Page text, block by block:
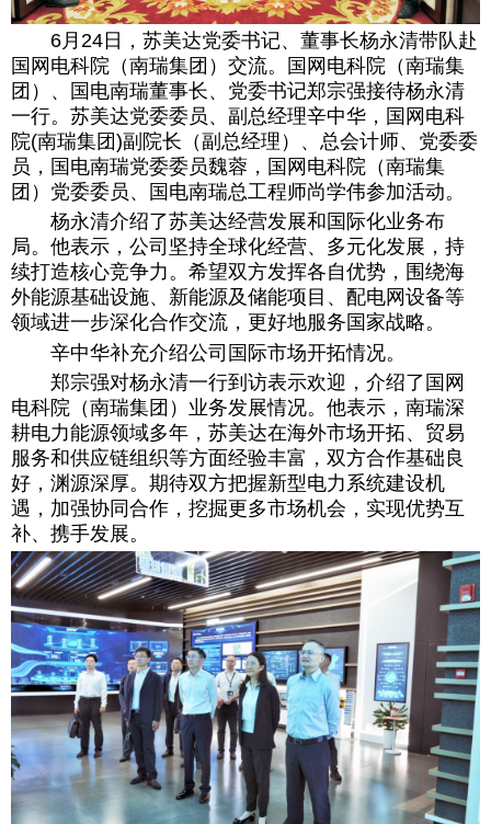
6月24日，苏美达党委书记、董事长杨永清带队赴
国网电科院（南瑞集团）交流。国网电科院（南瑞集
团）、国电南瑞董事长、党委书记郑宗强接待杨永清
一行。苏美达党委委员、副总经理辛中华，国网电科
院(南瑞集团)副院长（副总经理）、总会计师、党委委
员，国电南瑞党委委员魏蓉，国网电科院（南瑞集
团）党委委员、国电南瑞总工程师尚学伟参加活动。
杨永清介绍了苏美达经营发展和国际化业务布
局。他表示，公司坚持全球化经营、多元化发展，持
续打造核心竞争力。希望双方发挥各自优势，围绕海
外能源基础设施、新能源及储能项目、配电网设备等
领域进一步深化合作交流，更好地服务国家战略。
辛中华补充介绍公司国际市场开拓情况。
郑宗强对杨永清一行到访表示欢迎，介绍了国网
电科院（南瑞集团）业务发展情况。他表示，南瑞深
耕电力能源领域多年，苏美达在海外市场开拓、贸易
服务和供应链组织等方面经验丰富，双方合作基础良
好，渊源深厚。期待双方把握新型电力系统建设机
遇，加强协同合作，挖掘更多市场机会，实现优势互
补、携手发展。